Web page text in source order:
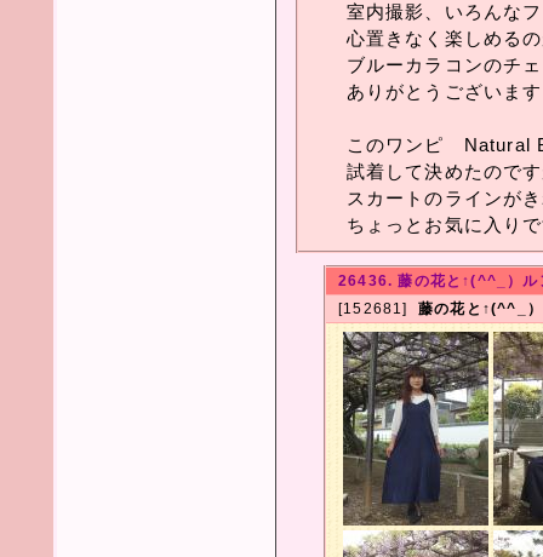
室内撮影、いろんな
心置きなく楽しめる
ブルーカラコンのチ
ありがとうございま
このワンピ Natural
試着して決めたので
スカートのラインが
ちょっとお気に入り
26436. 藤の花と↑(^^_）ル
[152681] 藤の花と↑(^^_